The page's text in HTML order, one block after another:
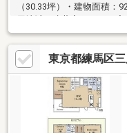
（30.33坪）・建物面積：
Point-・グルニエ有り・全
き場有り・駐車場有り・
り・モニター付きインター
ずつ）・南向きバルコニー
東京都練馬区